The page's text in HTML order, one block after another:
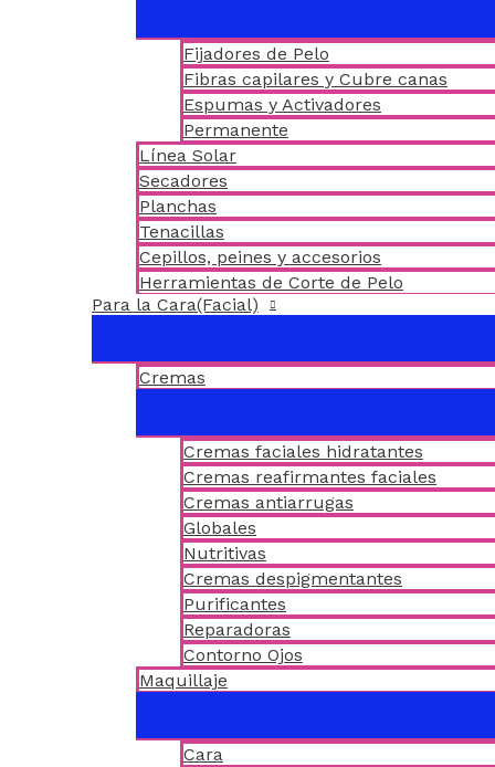
Fijadores de Pelo
Fibras capilares y Cubre canas
Espumas y Activadores
Permanente
Línea Solar
Secadores
Planchas
Tenacillas
Cepillos, peines y accesorios
Herramientas de Corte de Pelo
Para la Cara(Facial)
Cremas
Cremas faciales hidratantes
Cremas reafirmantes faciales
Cremas antiarrugas
Globales
Nutritivas
Cremas despigmentantes
Purificantes
Reparadoras
Contorno Ojos
Maquillaje
Cara